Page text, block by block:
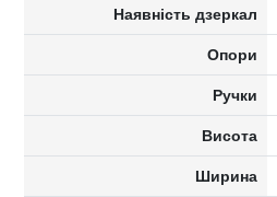
Наявність дзеркал
Опори
Ручки
Висота
Ширина